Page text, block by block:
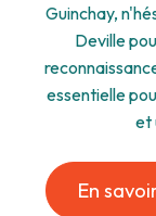
Guinchay,
Deville
essentielle
et
En